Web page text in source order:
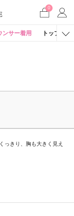
0
ンサー着用 トップス
っきり、胸も大きく見え